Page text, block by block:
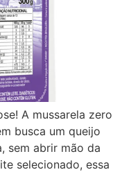
A mussarela zero
busca um queijo
sem abrir mão da
selecionado, essa